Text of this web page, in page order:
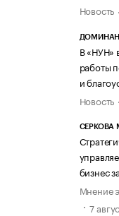
Новость
В «НУН»
работы
и
Новость
СЕРКОВА
бизнес
Мнение
7